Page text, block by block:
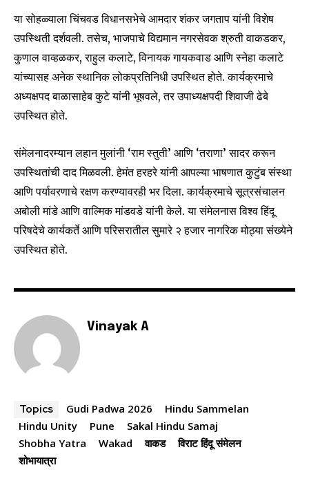
To subscribe, simply enter your email address on our website
or click the subscribe button below. Don't worry, we respect
your privacy and won't spam your inbox. Your information is
safe with us.
SUBSCRIBE
I've read and accept thePrivacy Policy .
6,300
या सोहळ्याला चिंचवड विधानसभेचे आमदार शंकर जगताप यांनी विशेष
उपस्थिती दर्शवली. तसेच, भाजपाचे विद्यमान नगरसेवक श्रुती वाकडकर,
कुणाल वाव्हळकर, राहुल कलाटे, विनायक गायकवाड आणि स्नेहा कलाटे
यांच्यासह अनेक स्थानिक लोकप्रतिनिधी उपस्थित होते. कार्यक्रमाचे
अध्यक्षपद बाळासाहेब कुटे यांनी भूषवले, तर उपाध्यक्षपदी शिवाजी ढेबे
उपस्थित होते.
संमेलनादरम्यान लहान मुलांनी ‘राम स्तुती’ आणि ‘तराणा’ सादर करून
उपस्थितांची दाद मिळवली. हेमंत हरहरे यांनी आपल्या भाषणात कुटुंब संस्था
आणि पर्यावरणाचे रक्षण करण्यावरही भर दिला. कार्यक्रमाचे सूत्रसंचालन
अबोली मांडे आणि वाल्मिक मांडवडे यांनी केले. या संमेलनास विश्व हिंदू
परिषदेचे कार्यकर्ते आणि परिसरातील सुमारे २ हजार नागरिक मोठ्या संख्येने
उपस्थित होते.
Vinayak A
Topics Gudi Padwa 2026
Hindu Sammelan
Hindu Unity
Pune
Sakal Hindu Samaj
Shobha Yatra
Wakad वाकड
विराट हिंदू संमेलन
शोभायात्रा